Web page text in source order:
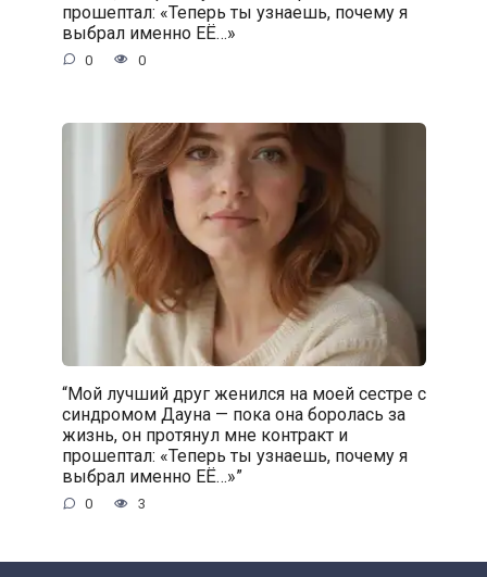
прошептал: «Теперь ты узнаешь, почему я
выбрал именно ЕЁ…»
0 0
“Мой лучший друг женился на моей сестре с
синдромом Дауна — пока она боролась за
жизнь, он протянул мне контракт и
прошептал: «Теперь ты узнаешь, почему я
выбрал именно ЕЁ…»”
0 3